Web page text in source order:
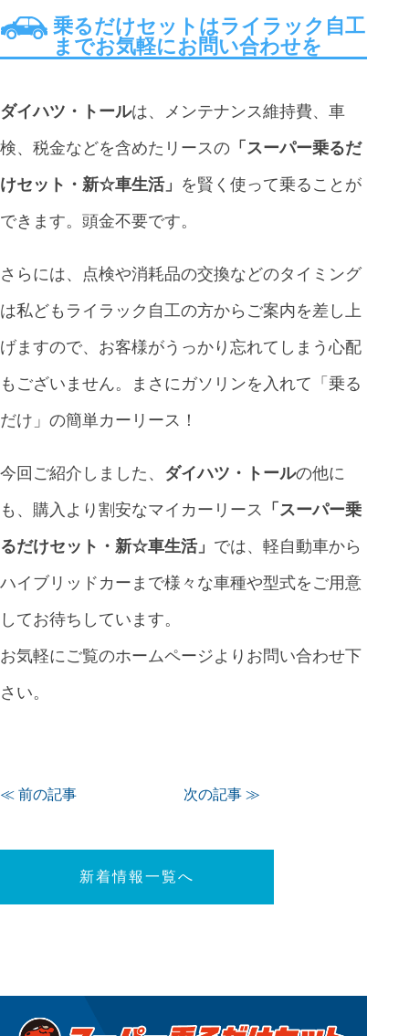
乗るだけセットはライラック自工
までお気軽にお問い合わせを
ダイハツ・トールは、メンテナンス維持費、車
検、税金などを含めたリースの 「スーパー乗るだ
けセット・新☆車生活」 を賢く使って乗ることが
できます。頭金不要です。
さらには、点検や消耗品の交換などのタイミング
は私どもライラック自工の方からご案内を差し上
げますので、お客様がうっかり忘れてしまう心配
もございません。まさにガソリンを入れて「乗る
だけ」の簡単カーリース！
今回ご紹介しました、 ダイハツ・トールの他に
も、購入より割安なマイカーリース 「 スーパー乗
るだけセット・新☆車生活」 では、軽自動車から
ハイブリッドカーまで様々な車種や型式をご用意
してお待ちしています。
お気軽にご覧のホームページよりお問い合わせ下
さい。
≪ 前の記事
新着情報一覧へ
次の記事 ≫